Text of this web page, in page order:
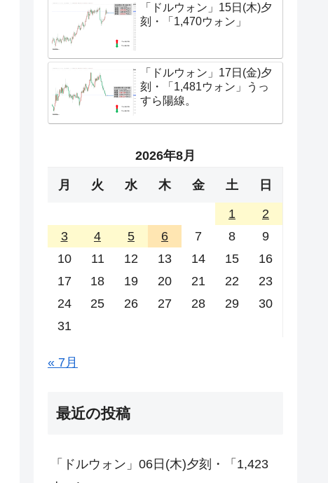
「ドルウォン」15日(木)夕
刻・「1,470ウォン」
「ドルウォン」17日(金)夕
刻・「1,481ウォン」うっ
すら陽線。
2026年8月
月 火 水 木 金 土 日
1
2
3
4 5 6 7 8
9
10
11 12 13 14 15
16
17
18 19 20 21 22
23
24
25 26 27 28 29
30
31
« 7月
最近の投稿
「ドルウォン」06日(木)夕刻・「1,423